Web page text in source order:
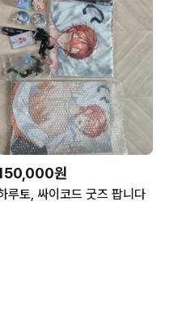
원
루토, 싸이코드 굿즈 팝니다